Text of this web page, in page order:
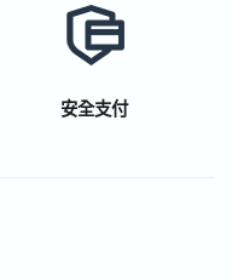
安全支付